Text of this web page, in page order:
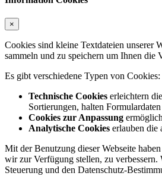
×
Cookies sind kleine Textdateien unserer
sammeln und zu speichern um Ihnen die
Es gibt verschiedene Typen von Cookies:
Technische Cookies erleichtern
Sortierungen, halten
Cookies zur Anpassung
Analytische Cookies erlauben die
Mit der Benutzung dieser Webseite
wir zur Verfügung stellen, zu
Steuerung und den Datenschutz-